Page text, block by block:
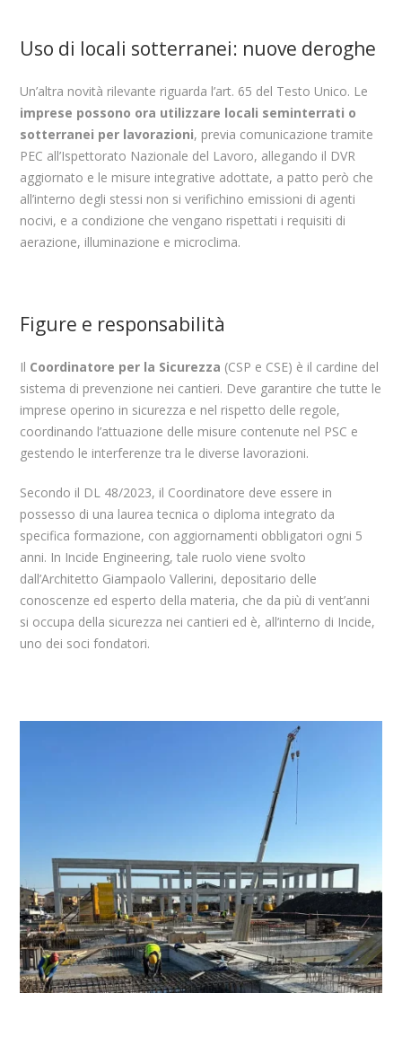
Uso di locali sotterranei: nuove deroghe
Un’altra novità rilevante riguarda l’art. 65 del Testo Unico. Le
imprese possono ora utilizzare locali seminterrati o
sotterranei per lavorazioni, previa comunicazione tramite
PEC all’Ispettorato Nazionale del Lavoro, allegando il DVR
aggiornato e le misure integrative adottate, a patto però che
all’interno degli stessi non si verifichino emissioni di agenti
nocivi, e a condizione che vengano rispettati i requisiti di
aerazione, illuminazione e microclima.
Figure e responsabilità
Il Coordinatore per la Sicurezza (CSP e CSE) è il cardine del
sistema di prevenzione nei cantieri. Deve garantire che tutte le
imprese operino in sicurezza e nel rispetto delle regole,
coordinando l’attuazione delle misure contenute nel PSC e
gestendo le interferenze tra le diverse lavorazioni.
Secondo il DL 48/2023, il Coordinatore deve essere in
possesso di una laurea tecnica o diploma integrato da
specifica formazione, con aggiornamenti obbligatori ogni 5
anni. In Incide Engineering, tale ruolo viene svolto
dall’Architetto Giampaolo Vallerini, depositario delle
conoscenze ed esperto della materia, che da più di vent’anni
si occupa della sicurezza nei cantieri ed è, all’interno di Incide,
uno dei soci fondatori.